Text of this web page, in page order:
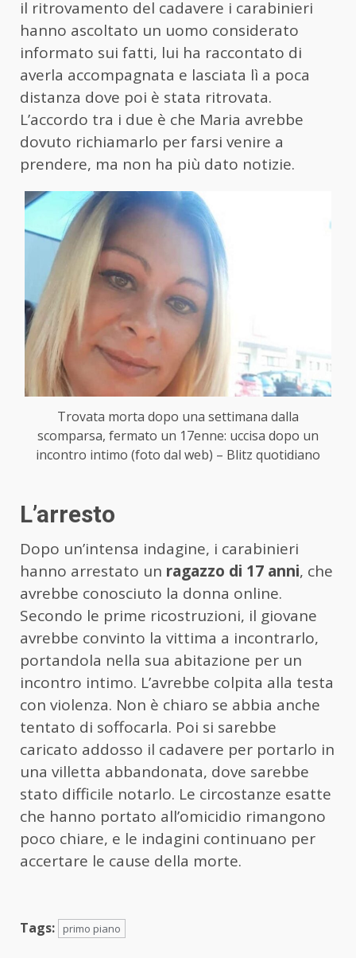
il ritrovamento del cadavere i carabinieri
hanno ascoltato un uomo considerato
informato sui fatti, lui ha raccontato di
averla accompagnata e lasciata lì a poca
distanza dove poi è stata ritrovata.
L’accordo tra i due è che Maria avrebbe
dovuto richiamarlo per farsi venire a
prendere, ma non ha più dato notizie.
Trovata morta dopo una settimana dalla
scomparsa, fermato un 17enne: uccisa dopo un
incontro intimo (foto dal web) – Blitz quotidiano
L’arresto
Dopo un’intensa indagine, i carabinieri
hanno arrestato un ragazzo di 17 anni, che
avrebbe conosciuto la donna online.
Secondo le prime ricostruzioni, il giovane
avrebbe convinto la vittima a incontrarlo,
portandola nella sua abitazione per un
incontro intimo. L’avrebbe colpita alla testa
con violenza. Non è chiaro se abbia anche
tentato di soffocarla. Poi si sarebbe
caricato addosso il cadavere per portarlo in
una villetta abbandonata, dove sarebbe
stato difficile notarlo. Le circostanze esatte
che hanno portato all’omicidio rimangono
poco chiare, e le indagini continuano per
accertare le cause della morte.
Tags: primo piano